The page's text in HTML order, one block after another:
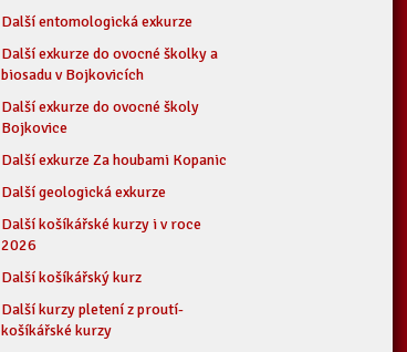
Další entomologická exkurze
Další exkurze do ovocné školky a
biosadu v Bojkovicích
Další exkurze do ovocné školy
Bojkovice
Další exkurze Za houbami Kopanic
Další geologická exkurze
Další košíkářské kurzy i v roce
2026
Další košíkářský kurz
Další kurzy pletení z proutí-
košíkářské kurzy